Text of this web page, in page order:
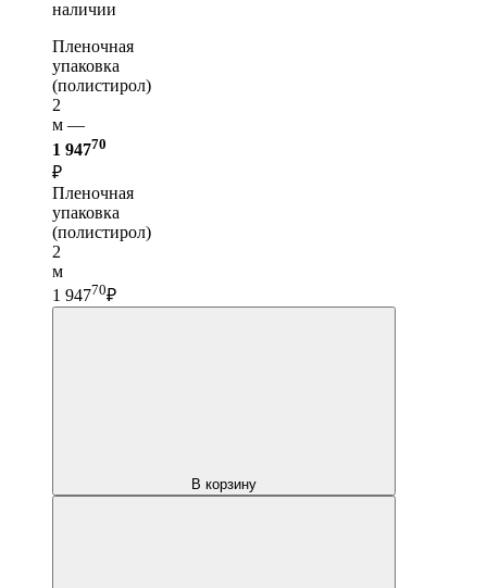
наличии
Пленочная
упаковка
(полистирол)
2
м —
1 94770
₽
Пленочная
упаковка
(полистирол)
2
м
1 94770₽
В корзину